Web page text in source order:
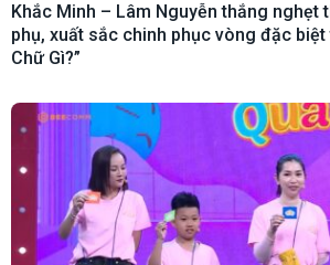
Khắc Minh – Lâm Nguyễn thắng nghẹt
phụ, xuất sắc chinh phục vòng đặc biệt
Chữ Gì?”